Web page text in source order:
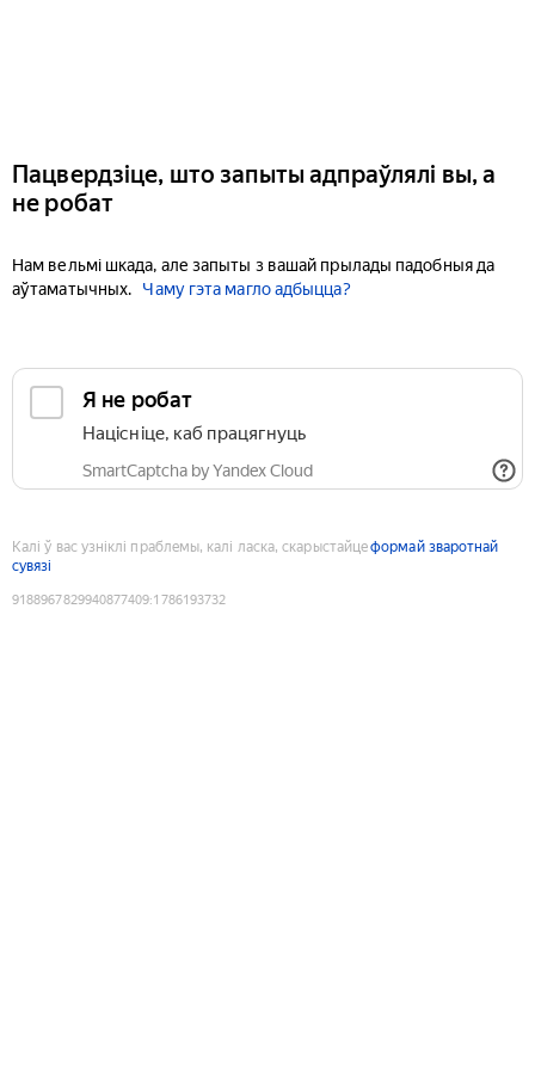
Пацвердзіце, што запыты адпраўлялі вы, а
не робат
Нам вельмі шкада, але запыты з вашай прылады падобныя да
аўтаматычных.
Чаму гэта магло адбыцца?
Я не робат
Націсніце, каб працягнуць
SmartCaptcha by Yandex Cloud
Калі ў вас узніклі праблемы, калі ласка, скарыстайцеформай зваротнай
сувязі
9188967829940877409:1786193732